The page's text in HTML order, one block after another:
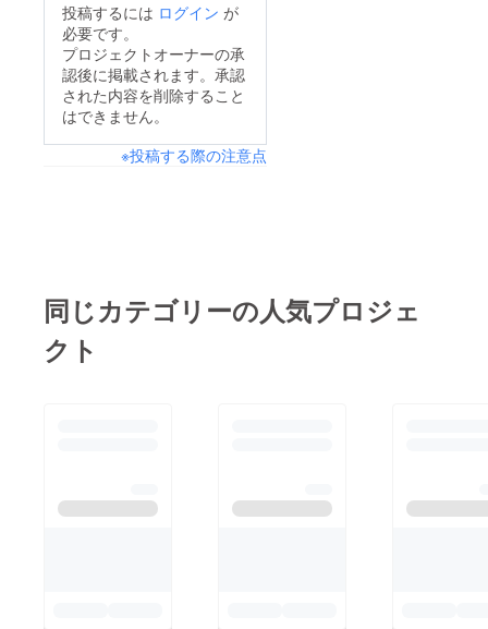
投稿するには ログイン が
必要です。
プロジェクトオーナーの承
認後に掲載されます。承認
された内容を削除すること
はできません。
※投稿する際の注意点
同じカテゴリーの人気プロジェ
クト